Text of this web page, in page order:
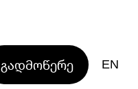
გადმოწერე EN